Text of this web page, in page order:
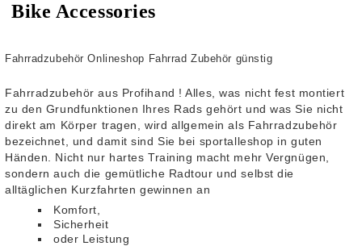
Bike Accessories
Fahrradzubehör Onlineshop Fahrrad Zubehör günstig
Fahrradzubehör aus Profihand ! Alles, was nicht fest montiert
zu den Grundfunktionen Ihres Rads gehört und was Sie nicht
direkt am Körper tragen, wird allgemein als Fahrradzubehör
bezeichnet, und damit sind Sie bei sportalleshop in guten
Händen. Nicht nur hartes Training macht mehr Vergnügen,
sondern auch die gemütliche Radtour und selbst die
alltäglichen Kurzfahrten gewinnen an
Komfort,
Sicherheit
oder Leistung